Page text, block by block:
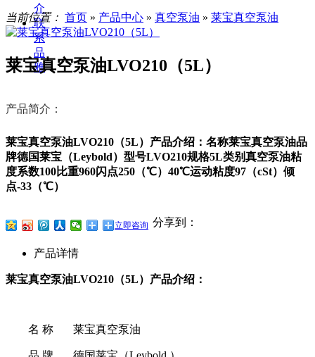
介
联
系
品
雅
当前位置： 首页 » 产品中心 » 真空泵油 » 莱宝真空泵油
莱宝真空泵油LVO210（5L）
产品简介：
莱宝真空泵油LVO210（5L）产品介绍：名称莱宝真空泵油品
牌德国莱宝（Leybold）型号LVO210规格5L类别真空泵油粘
度系数100比重960闪点250（℃）40℃运动粘度97（cSt）倾
点-33（℃）
分享到：
立即咨询
产品详情
莱宝真空泵油LVO210（5L）产品介绍：
名 称 莱宝真空泵油